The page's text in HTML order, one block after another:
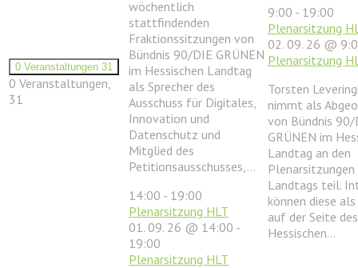
0 Veranstaltungen 31
0 Veranstaltungen,
31
wöchentlich
stattfindenden
Fraktionssitzungen von
Bündnis 90/DIE GRÜNEN
im Hessischen Landtag
als Sprecher des
Ausschuss für Digitales,
Innovation und
Datenschutz und
Mitglied des
Petitionsausschusses,…
14:00 - 19:00
Plenarsitzung HLT
01. 09. 26 @ 14:00 -
19:00
Plenarsitzung HLT
9:00 - 19:00
Plenarsitzung
02. 09. 26 @
Plenarsitzung
Torsten
nimmt als
von Bündnis 90/
GRÜNEN im
Landtag an den
Plenarsitzungen
Landtags teil.
können diese
auf der Seite des
Hessischen…